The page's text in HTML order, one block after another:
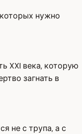
нужно
XXI века, которую
загнать в
не с трупа, а с